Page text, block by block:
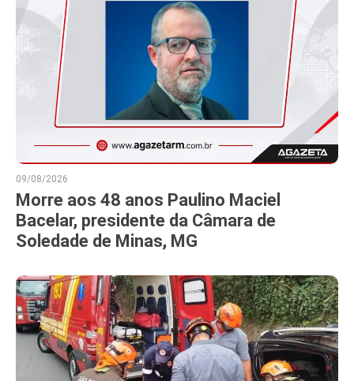
09/08/2026
Morre aos 48 anos Paulino Maciel
Bacelar, presidente da Câmara de
Soledade de Minas, MG